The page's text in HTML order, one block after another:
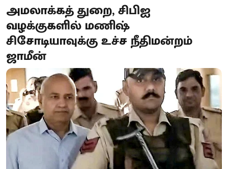
அமலாக்கத் துறை, சிபிஐ
வழக்குகளில் மணிஷ்
சிசோடியாவுக்கு உச்ச நீதிமன்றம்
ஜாமீன்